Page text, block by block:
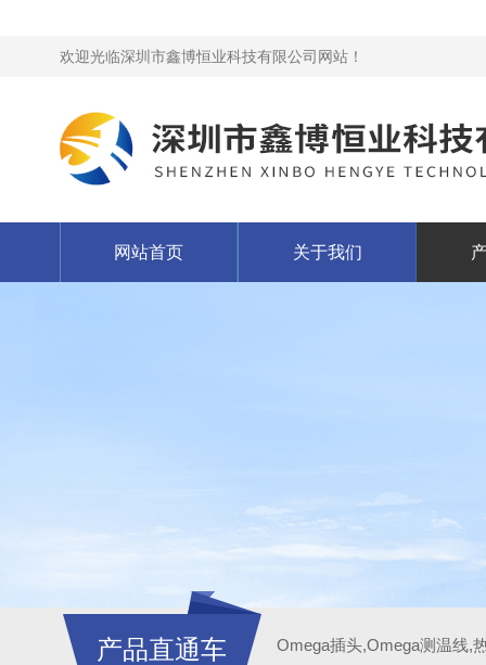
欢迎光临深圳市鑫博恒业科技有限公司网站！
网站首页 关于我们
产品直通车